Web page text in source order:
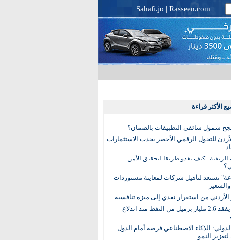
Sahafi.jo | Rasseen.com
الأكثر قراءة
شمول سائقي التطبيقات بالضمان؟
للتحول الرقمي الأخضر يجذب الاستثمارات
الريفية.. كيف تغدو طريقا لتحقيق الأمن
تستعد لتأهيل شركات لمعاينة مستوردات
الأردني من استقرار نقدي إلى ميزة تنافسية
العالم يفقد 2.6 مليار برميل من النفط منذ اندلاع
الدولي: الذكاء الاصطناعي فرصة أمام الدول
لتعزيز النمو